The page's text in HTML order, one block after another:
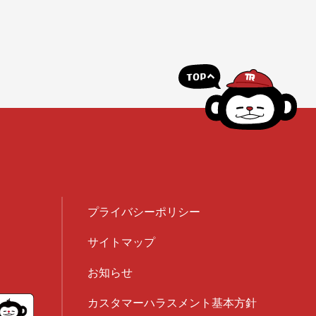
プライバシーポリシー
サイトマップ
お知らせ
カスタマーハラスメント基本方針